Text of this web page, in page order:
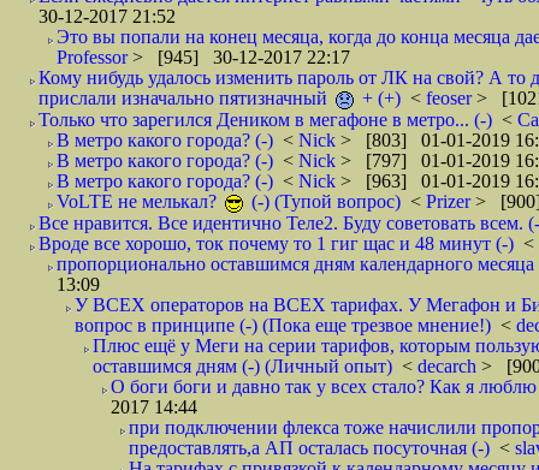
30-12-2017 21:52
Это вы попали на конец месяца, когда до конца месяца
Professor> [945] 30-12-2017 22:17
Кому нибудь удалось изменить пароль от ЛК на свой? А то
прислали изначально пятизначный
+ (+) < feoser>
Только что зарегился Деником в мегафоне в метро... (-) <
В метро какого города? (-) < Nick > [803] 01-01-2019
В метро какого города? (-) < Nick > [797] 01-01-2019
В метро какого города? (-) < Nick > [963] 01-01-2019
VoLTE не мелькал?
(-) (Тупой вопрос) < Prizer>
Все нравится. Все идентично Теле2. Буду советовать всем.
Вроде все хорошо, ток почему то 1 гиг щас и 48 минут (-) <
пропорционально оставшимся дням календарного
13:09
У ВСЕХ операторов на ВСЕХ тарифах. У Мегафон и Би
вопрос в принципе (-) (Пока еще трезвое мнение!) <
Плюс ещё у Меги на серии тарифов, которым
оставшимся дням (-) (Личный опыт) < decarch >
О боги боги и давно так у всех стало? Как я
2017 14:44
при подключении флекса тоже начислили
предоставлять,а АП осталась посуточная (-) <